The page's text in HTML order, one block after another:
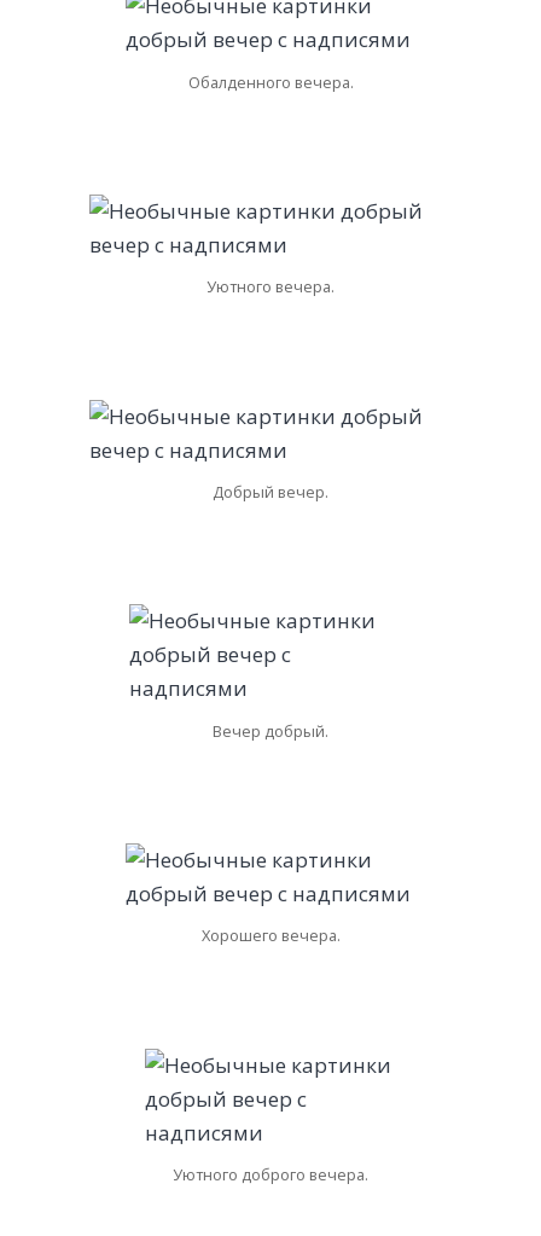
Обалденного вечера.
Уютного вечера.
Добрый вечер.
Вечер добрый.
Хорошего вечера.
Уютного доброго вечера.